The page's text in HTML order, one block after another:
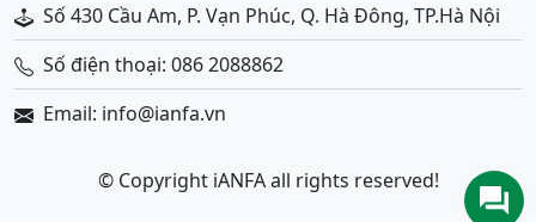
Số 430 Cầu Am, P. Vạn Phúc, Q. Hà Đông, TP.Hà Nội
Số điện thoại: 086 2088862
Email: info@ianfa.vn
© Copyright iANFA all rights reserved!